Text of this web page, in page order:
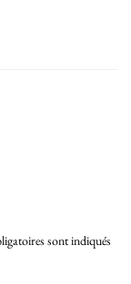
sont indiqués